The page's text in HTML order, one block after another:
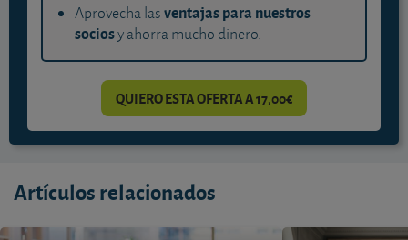
Aprovecha lasventajas para nuestros
sociosy ahorra mucho dinero.
QUIERO ESTA OFERTA A 17,00€
Artículos relacionados